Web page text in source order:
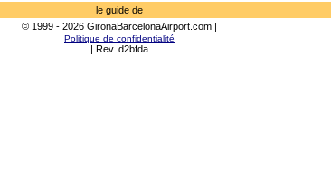
le guide de
© 1999 - 2026 GironaBarcelonaAirport.com |
Politique de confidentialité
| Rev. d2bfda